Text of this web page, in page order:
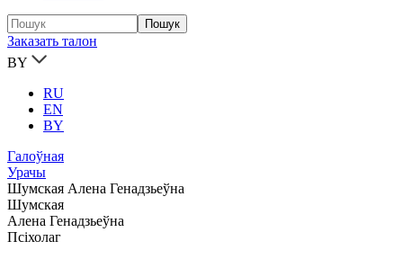
Заказать талон
BY
RU
EN
BY
Галоўная
Урачы
Шумская Алена Генадзьеўна
Шумская
Алена Генадзьеўна
Псіхолаг